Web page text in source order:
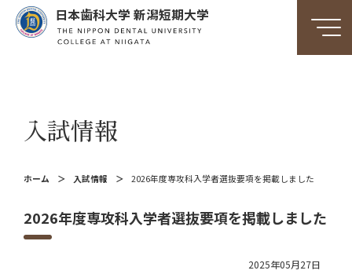
日本歯科大学 新潟短期大学
入試情報
ホーム 入試情報 2026年度専攻科入学者選抜要項を掲載しました
2026年度専攻科入学者選抜要項を掲載しました
2025年05月27日